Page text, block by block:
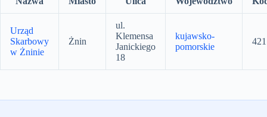
Urząd
Skarbowy
w Żninie
Żnin
ul.
Klemensa
Janickiego
18
kujawsko-
pomorskie
421